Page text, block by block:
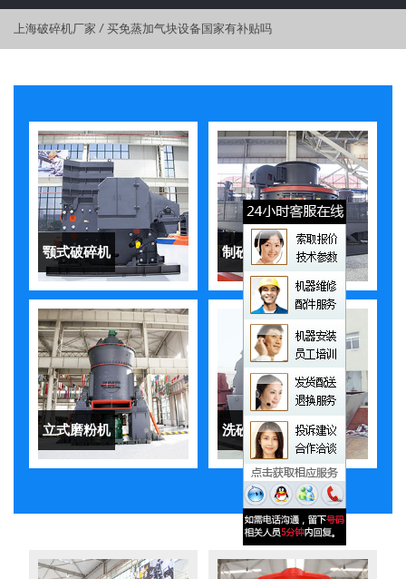
上海破碎机厂家 / 买免蒸加气块设备国家有补贴吗
颚式破碎机 制砂机
立式磨粉机 洗砂机